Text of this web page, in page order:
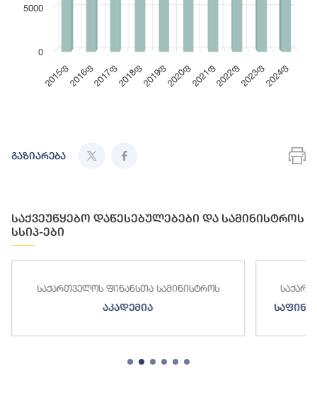
2015ფ2016ფ2017ფ2018ფ2019ფ2020ფ2021ფ2022ფ2023ფ2024ფ
0
5000
გაზიარება
საქვეუწყებო დაწესებულებები და სამინისტროს
სსიპ-ები
საქართველოს ფინანსთა სამინისტროს
აკადემია